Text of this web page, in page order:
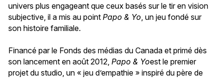
univers plus engageant que ceux basés sur le tir en vision
subjective, il a mis au point Papo & Yo , un jeu fondé sur
son histoire familiale.
Financé par le Fonds des médias du Canada et primé dès
son lancement en août 2012, Papo & Yoest le premier
projet du studio, un « jeu d’empathie » inspiré du père de